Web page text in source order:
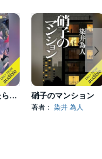
[21巻] 転生したらスライムだった件 21 硝子のマンション
著者： 染井 為人